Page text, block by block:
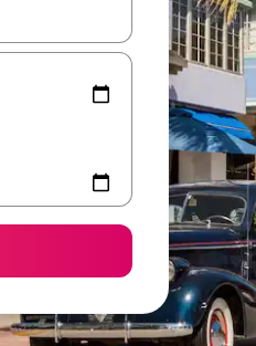
zijn, maak je een keuze met je